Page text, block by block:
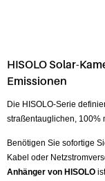
HISOLO Solar-
Emissionen
Die HISOLO-Serie
straßentauglichen, 100%
Benötigen Sie sofortige
Kabel oder
Anhänger von HISOLO